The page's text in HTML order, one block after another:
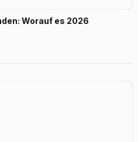
Worauf es 2026